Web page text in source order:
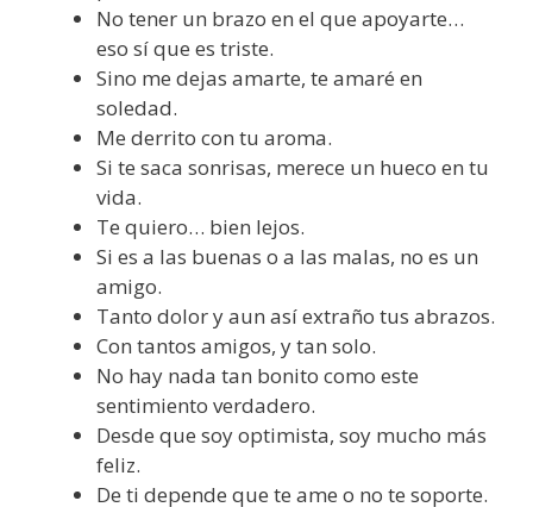
No tener un brazo en el que apoyarte…
eso sí que es triste.
Sino me dejas amarte, te amaré en
soledad.
Me derrito con tu aroma.
Si te saca sonrisas, merece un hueco en tu
vida.
Te quiero… bien lejos.
Si es a las buenas o a las malas, no es un
amigo.
Tanto dolor y aun así extraño tus abrazos.
Con tantos amigos, y tan solo.
No hay nada tan bonito como este
sentimiento verdadero.
Desde que soy optimista, soy mucho más
feliz.
De ti depende que te ame o no te soporte.